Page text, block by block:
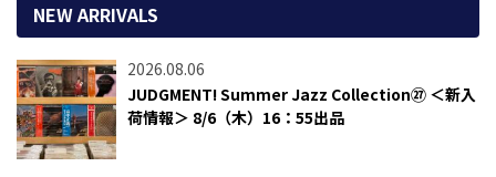
NEW ARRIVALS
2026.08.06
JUDGMENT! Summer Jazz Collection㉗ ＜新入
荷情報＞ 8/6（木）16：55出品